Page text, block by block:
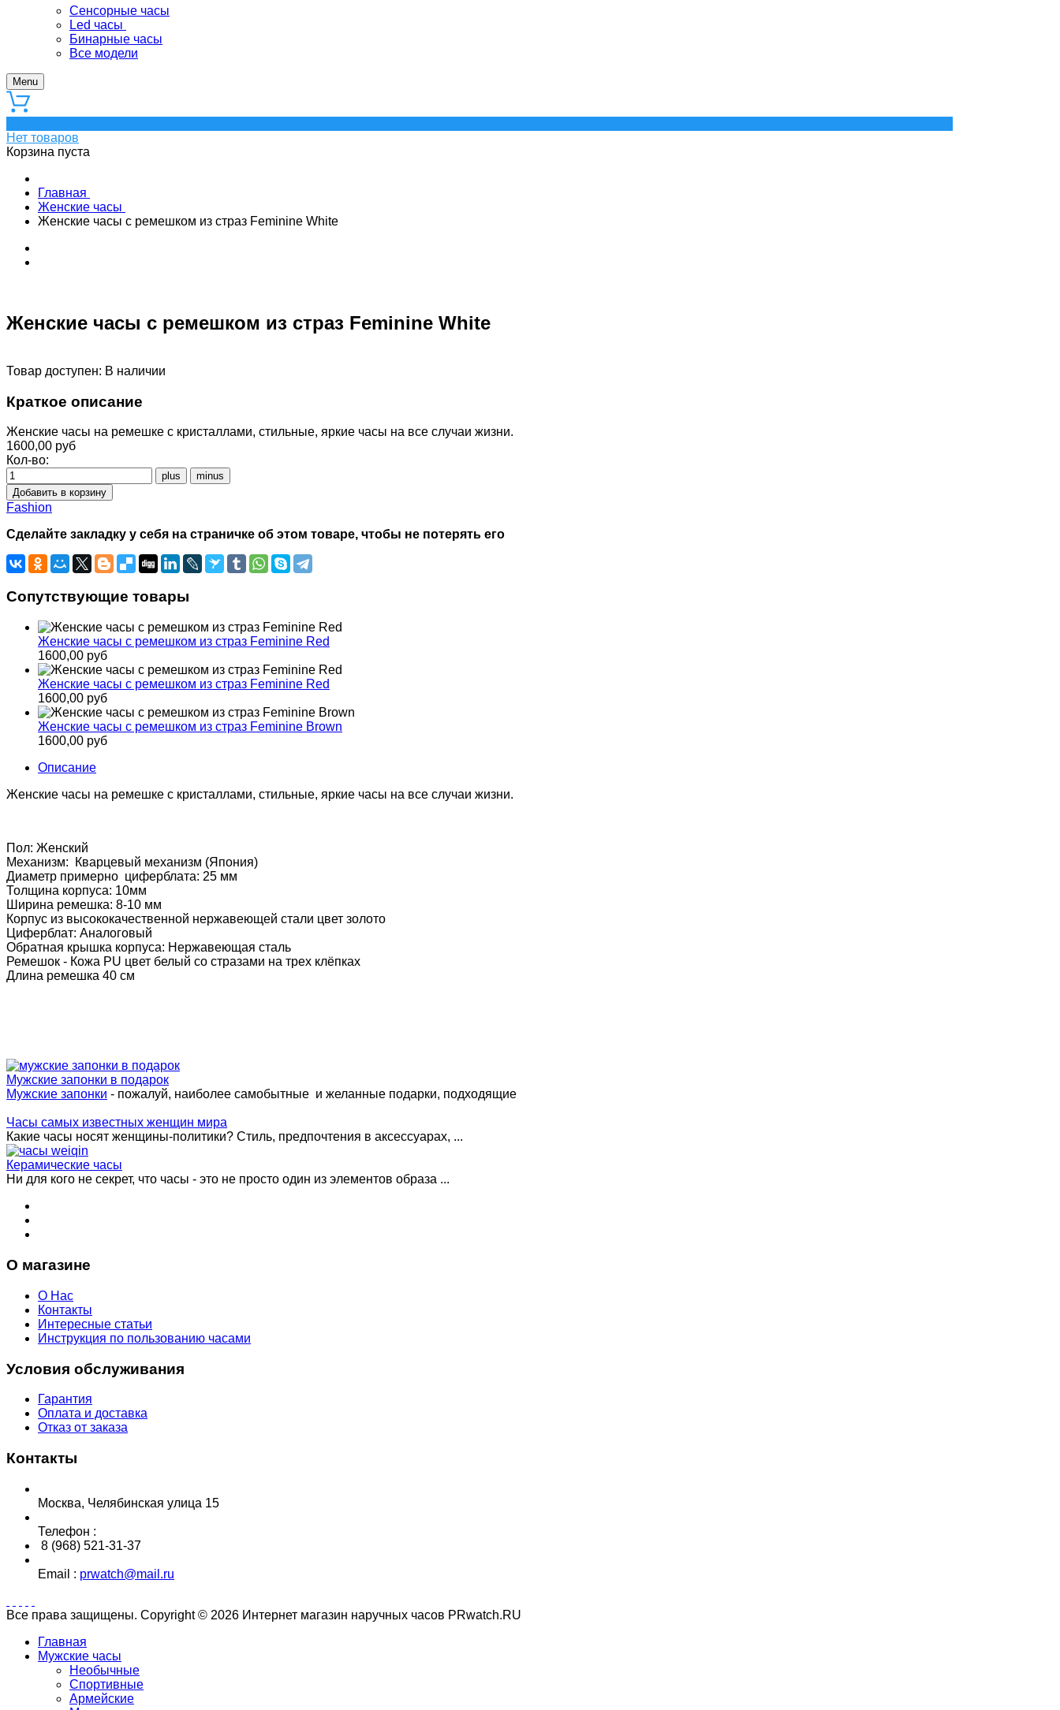
Сенсорные часы
Led часы
Бинарные часы
Все модели
Menu
Нет товаров
Корзина пуста
Главная
Женские часы
Женские часы с ремешком из страз Feminine White
Женские часы с ремешком из страз Feminine White
Товар доступен: В наличии
Краткое описание
Женские часы на ремешке с кристаллами, стильные, яркие часы на все случаи жизни.
1600,00 руб
Кол-во:
Fashion
Сделайте закладку у себя на страничке об этом товаре, чтобы не потерять его
Сопутствующие товары
Женские часы с ремешком из страз Feminine Red
1600,00 руб
Женские часы с ремешком из страз Feminine Red
1600,00 руб
Женские часы с ремешком из страз Feminine Brown
1600,00 руб
Описание
Женские часы на ремешке с кристаллами, стильные, яркие часы на все случаи жизни.
Пол: Женский
Механизм: Кварцевый механизм (Япония)
Диаметр примерно циферблата: 25 мм
Толщина корпуса: 10мм
Ширина ремешка: 8-10 мм
Корпус из высококачественной нержавеющей стали цвет золото
Циферблат: Аналоговый
Обратная крышка корпуса: Нержавеющая сталь
Ремешок - Кожа PU цвет белый со стразами на трех клёпках
Длина ремешка 40 см
Мужские запонки в подарок
Мужские запонки - пожалуй, наиболее самобытные и желанные подарки, подходящие
Часы самых известных женщин мира
Какие часы носят женщины-политики? Стиль, предпочтения в аксессуарах, ...
Керамические часы
Ни для кого не секрет, что часы - это не просто один из элементов образа ...
О магазине
О Нас
Контакты
Интересные статьи
Инструкция по пользованию часами
Условия обслуживания
Гарантия
Оплата и доставка
Отказ от заказа
Контакты
Москва, Челябинская улица 15
Телефон :
8 (968) 521-31-37
Email : prwatch@mail.ru
Все права защищены. Copyright © 2026 Интернет магазин наручных часов PRwatch.RU
Главная
Мужские часы
Необычные
Спортивные
Армейские